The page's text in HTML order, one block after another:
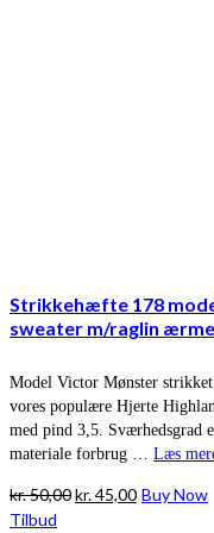
Strikkehæfte 178
sweater m/raglin
Model Victor Mønster
vores populære Hjerte
med pind 3,5. Sværhedsgrad
materiale forbrug … Læs
kr.50,00Den
kr.45,00Den
Buy Now
Tilbud